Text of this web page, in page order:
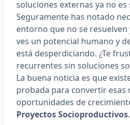
soluciones externas ya no es
Seguramente has notado
entorno que no se
ves un potencial humano y
está desperdiciando. ¿Te
recurrentes sin soluciones
La buena noticia es que
probada para convertir esas
oportunidades de
Proyectos Socioproductivos.